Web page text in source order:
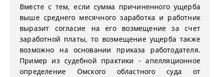
Вместе с тем, если сумма причиненного ущерба
выше среднего месячного заработка и работник
выразит согласие на его возмещение за счет
заработной платы, то возмещение ущерба также
возможно на основании приказа работодателя.
Пример из судебной практики - апелляционное
определение Омского областного суда от